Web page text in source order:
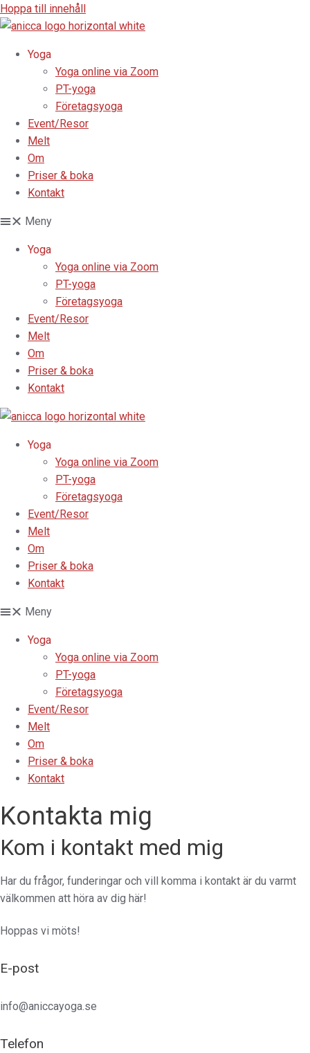
Hoppa till innehåll
Yoga
Yoga online via Zoom
PT-yoga
Företagsyoga
Event/Resor
Melt
Om
Priser & boka
Kontakt
Meny
Yoga
Yoga online via Zoom
PT-yoga
Företagsyoga
Event/Resor
Melt
Om
Priser & boka
Kontakt
Yoga
Yoga online via Zoom
PT-yoga
Företagsyoga
Event/Resor
Melt
Om
Priser & boka
Kontakt
Meny
Yoga
Yoga online via Zoom
PT-yoga
Företagsyoga
Event/Resor
Melt
Om
Priser & boka
Kontakt
Kontakta mig
Kom i kontakt med mig
Har du frågor, funderingar och vill komma i kontakt är du varmt
välkommen att höra av dig här!
Hoppas vi möts!
E-post
info@aniccayoga.se
Telefon